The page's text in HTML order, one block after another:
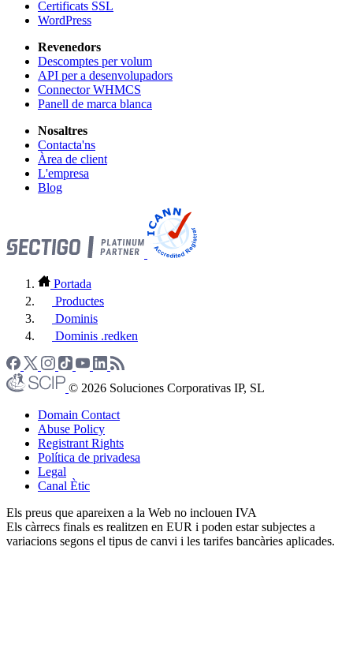
Certificats SSL
WordPress
Revenedors
Descomptes per volum
API per a desenvolupadors
Connector WHMCS
Panell de marca blanca
Nosaltres
Contacta'ns
Àrea de client
L'empresa
Blog
Portada
Productes
Dominis
Dominis .redken
© 2026 Soluciones Corporativas IP, SL
Domain Contact
Abuse Policy
Registrant Rights
Política de privadesa
Legal
Canal Ètic
Els preus que apareixen a la Web no inclouen IVA
Els càrrecs finals es realitzen en EUR i poden estar subjectes a
variacions segons el tipus de canvi i les tarifes bancàries aplicades.